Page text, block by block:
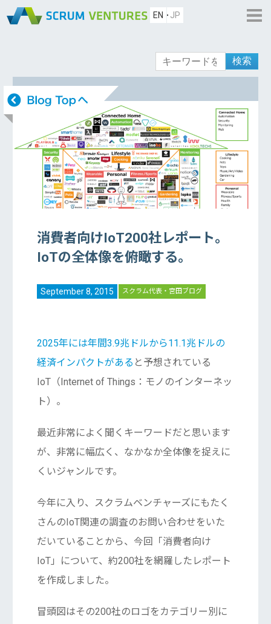
EN JP
検索
消費者向けIoT200社レポート。
IoTの全体像を俯瞰する。
September 8, 2015 スクラム代表・宮田ブログ
2025年には年間3.9兆ドルから11.1兆ドルの
経済インパクトがある と予想されている
IoT（Internet of Things：モノのインターネッ
ト）。
最近非常によく聞くキーワードだと思います
が、非常に幅広く、なかなか全体像を捉えに
くいジャンルです。
今年に入り、スクラムベンチャーズにもたく
さんのIoT関連の調査のお問い合わせをいた
だいていることから、今回「消費者向け
IoT」について、約200社を網羅したレポート
を作成しました。
冒頭図はその200社のロゴをカテゴリー別に